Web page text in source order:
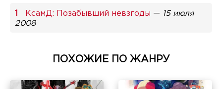
КсамД: Позабывший невзгоды — 15 июля
2008
ПОХОЖИЕ ПО ЖАНРУ